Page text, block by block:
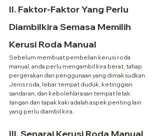
II. Faktor-Faktor Yang Perlu
Diambilkira Semasa Memilih
Kerusi Roda Manual
Sebelum membuat pembelian kerusi roda
manual, anda perlu mengambil kira berat, tahap
pergerakan dan penggunaan yang dimaksudkan.
Jenis roda, lebar tempat duduk, ketinggian
sandaran, dan kebolehlarasan tempat letak
tangan dan tapak kaki adalah aspek penting lain
yang perlu diambil kira.
III. Senarai Kerusi Roda Manual